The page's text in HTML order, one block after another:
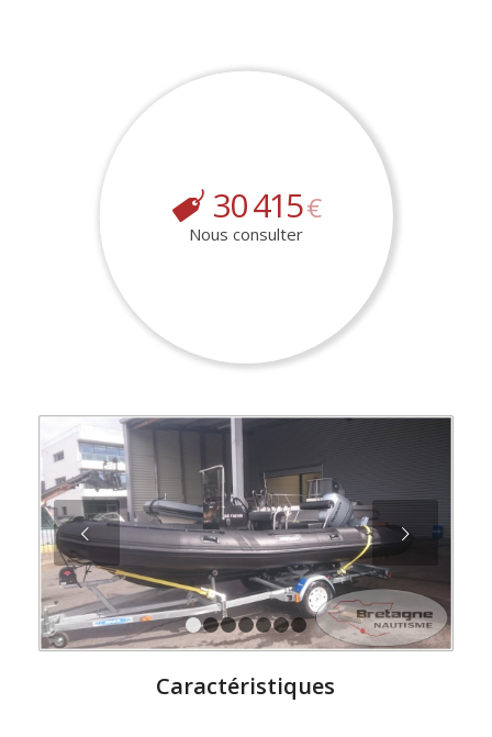
30 415€
Nous consulter
Suivant
1 2 3 4 5 6 7
Caractéristiques